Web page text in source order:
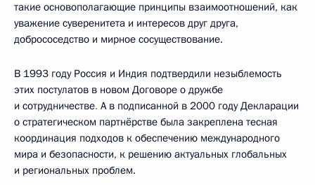
такие основополагающие принципы взаимоотношений, как
уважение суверенитета и интересов друг друга,
добрососедство и мирное сосуществование.
В 1993 году Россия и Индия подтвердили незыблемость
этих постулатов в новом Договоре о дружбе
и сотрудничестве. А в подписанной в 2000 году Декларации
о стратегическом партнёрстве была закреплена тесная
координация подходов к обеспечению международного
мира и безопасности, к решению актуальных глобальных
и региональных проблем.